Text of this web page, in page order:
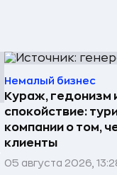
Немалый бизнес
Кураж, гедонизм
спокойствие:
компании о том,
клиенты
05 августа 2026,